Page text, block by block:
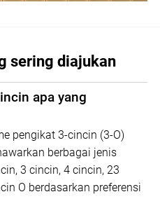
sering diajukan
apa yang
pengikat 3-cincin (3-O)
berbagai jenis
3 cincin, 4 cincin, 23
O berdasarkan preferensi